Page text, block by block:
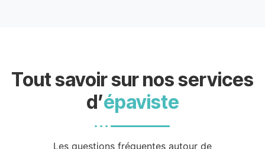
Tout savoir sur nos services
d’épaviste
Les questions fréquentes autour de